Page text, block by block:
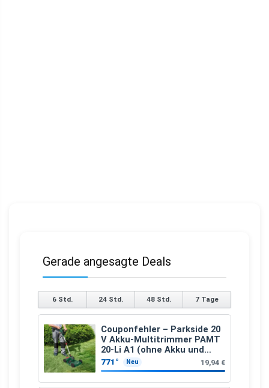
Gerade angesagte Deals
6 Std. 24 Std. 48 Std. 7 Tage
Couponfehler – Parkside 20
V Akku-Multitrimmer PAMT
20-Li A1 (ohne Akku und
Ladegerät)
771° Neu 19,94 €